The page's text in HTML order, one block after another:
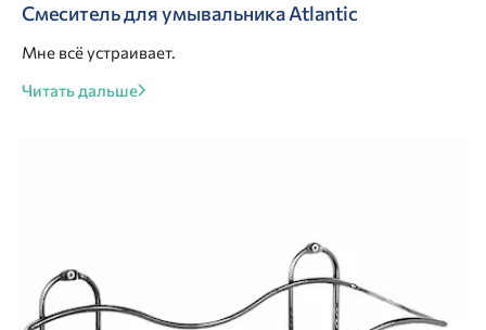
Смеситель для умывальника Atlantic
Мне всё устраивает.
Читать дальше